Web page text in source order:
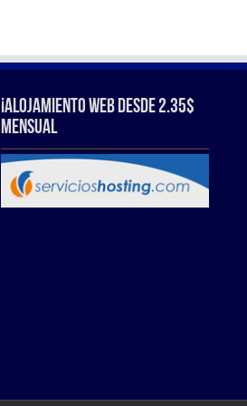
¡Alojamiento web Desde 2.35$
Mensual